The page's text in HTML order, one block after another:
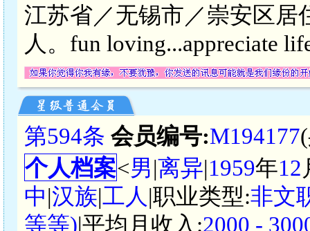
江苏省／无锡市／崇安区居
人。fun loving...appreciate
第594条 会员编号:M194177
个人档案<男|离异|1959年12
中|汉族|工人 |职业类型:非文
等等)|平均月收入:2000 -